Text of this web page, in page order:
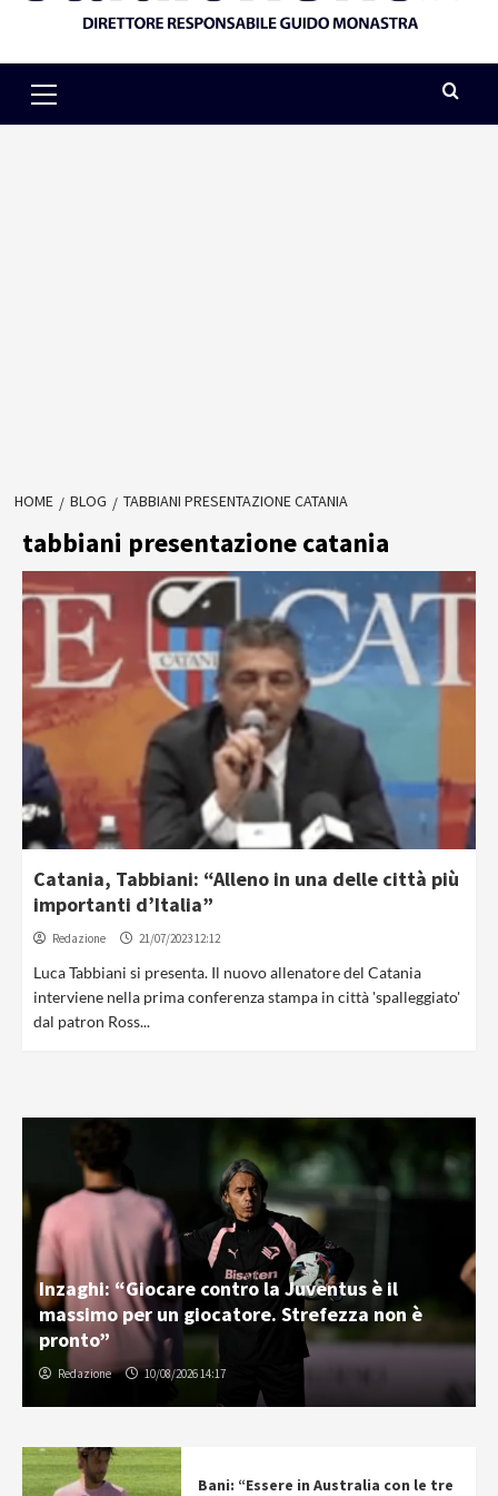
Menu
HOME BLOG TABBIANI PRESENTAZIONE CATANIA
tabbiani presentazione catania
Catania, Tabbiani: “Alleno in una delle città più
importanti d’Italia”
Redazione 21/07/2023 12:12
Luca Tabbiani si presenta. Il nuovo allenatore del Catania
interviene nella prima conferenza stampa in città 'spalleggiato'
dal patron Ross...
Inzaghi: “Giocare contro la Juventus è il
massimo per un giocatore. Strefezza non è
pronto”
Redazione 10/08/2026 14:17
Bani: “Essere in Australia con le tre